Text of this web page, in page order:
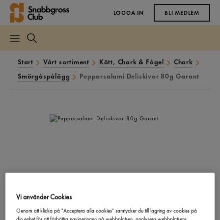
LOGGA IN BLI MEDLEM
Start Vårt sortiment Kött, Chark & Fågel
Chark
Smörgåspålägg
Pepparsalami Deliskivor 80g Garant
Vi använder Cookies
Genom att klicka på "Acceptera alla cookies" samtycker du till lagring av cookies på